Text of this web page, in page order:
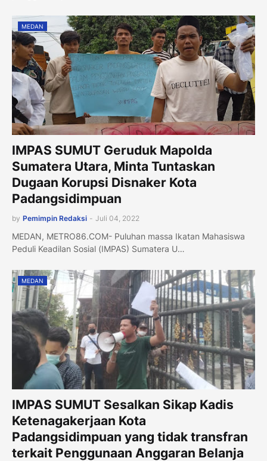
MEDAN
IMPAS SUMUT Geruduk Mapolda
Sumatera Utara, Minta Tuntaskan
Dugaan Korupsi Disnaker Kota
Padangsidimpuan
by Pemimpin Redaksi - Juli 04, 2022
MEDAN, METRO86.COM- Puluhan massa Ikatan Mahasiswa
Peduli Keadilan Sosial (IMPAS) Sumatera U…
MEDAN
IMPAS SUMUT Sesalkan Sikap Kadis
Ketenagakerjaan Kota
Padangsidimpuan yang tidak transfran
terkait Penggunaan Anggaran Belanja